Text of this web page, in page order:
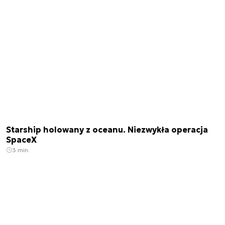
Starship holowany z oceanu. Niezwykła operacja
SpaceX
3 min.